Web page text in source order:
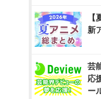
新
芸
応
ー